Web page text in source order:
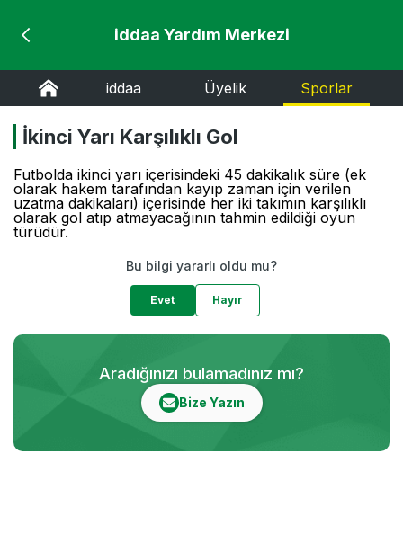
iddaa Yardım Merkezi
iddaa Üyelik Sporlar
İkinci Yarı Karşılıklı Gol
Futbolda ikinci yarı içerisindeki 45 dakikalık süre (ek
olarak hakem tarafından kayıp zaman için verilen
uzatma dakikaları) içerisinde her iki takımın karşılıklı
olarak gol atıp atmayacağının tahmin edildiği oyun
türüdür.
Bu bilgi yararlı oldu mu?
Evet Hayır
Aradığınızı bulamadınız mı?
Bize Yazın